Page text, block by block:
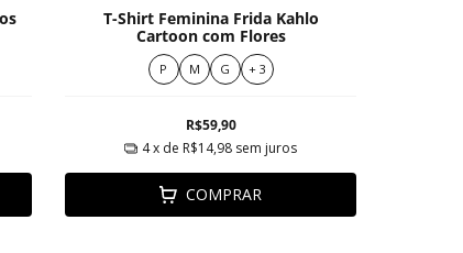
T-Shirt Feminina Frida Kahlo
Cartoon com Flores
P M G + 3
R$59,90
4x de R$14,98 sem juros
COMPRAR